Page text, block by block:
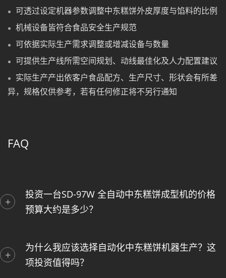
可透过设定机器参数调整中东糕饼外皮厚度与馅料的比例
机械设备皆符合食品安全生产规范
可依据实际生产需求调整或增减设备与数量
可提供生产线所需空间规划、动线最佳化及人力配置建议
实际生产产出依客户食品配方、生产尺寸、形状会有所差
异，规格仅供参考，若有任何修正将不另行通知
FAQ
投资一台SD-97W 全自动中东糕饼成型机的价格
预算大约是多少？
为什么我应该选择自动化中东糕饼机器生产？这
项投资值得吗？